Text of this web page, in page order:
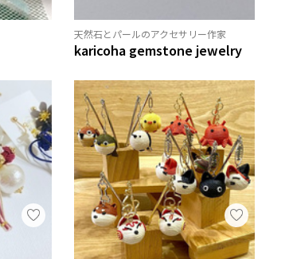
天然石とパールのアクセサリー作家
karicoha gemstone jewelry